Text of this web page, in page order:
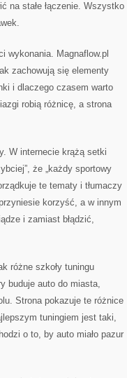
na stałe łączenie. Wszystko
wykonania. Magnaflow.pl
zachowują się elementy
i dlaczego czasem warto
robią różnicę, a strona
W internecie krążą setki
że „każdy sportowy
te tematy i tłumaczy
korzyść, a w innym
i zamiast błądzić,
różne szkoły tuningu
buduje auto do miasta,
Strona pokazuje te różnice
tuningiem jest taki,
o to, by auto miało pazur